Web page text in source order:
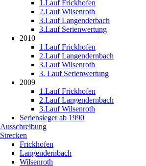
1.Lauf Frickhofen
2.Lauf Wilsenroth
3.Lauf Langenderbach
3.Lauf Serienwertung
2010
1.Lauf Frickhofen
2.Lauf Langendernbach
3.Lauf Wilsenroth
3. Lauf Serienwertung
2009
1.Lauf Frickhofen
2.Lauf Langendernbach
3.Lauf Wilsenroth
Seriensieger ab 1990
Ausschreibung
Strecken
Frickhofen
Langendernbach
Wilsenroth